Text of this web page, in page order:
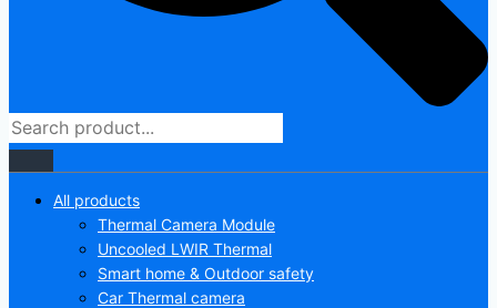
All products
Thermal Camera Module
Uncooled LWIR Thermal
Smart home & Outdoor safety
Car Thermal camera